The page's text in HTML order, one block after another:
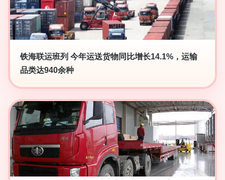
铁海联运班列 今年运送货物同比增长14.1%，运输
品类达940余种